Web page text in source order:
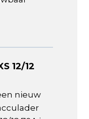
12/12
nieuw